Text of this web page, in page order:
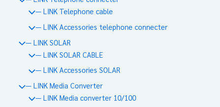
— LINK Telephone cable
— LINK Accessories telephone connecter
— LINK SOLAR
— LINK SOLAR CABLE
— LINK Accessories SOLAR
— LINK Media Converter
— LINK Media converter 10/100